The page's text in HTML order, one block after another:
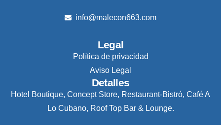
info@malecon663.com
Legal
Política de privacidad
Aviso Legal
Detalles
Hotel Boutique, Concept Store, Restaurant-Bistró, Café A
Lo Cubano, Roof Top Bar & Lounge.